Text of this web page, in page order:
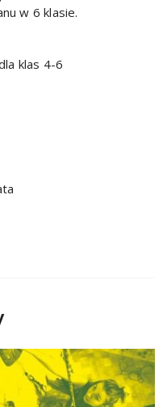
w 6 klasie.
klas 4-6